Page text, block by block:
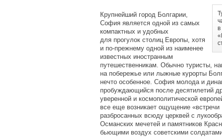
в
Крупнейший город Болгарии,
София является одной из самых
компактных и удобных
для прогулок столиц Европы, хотя
и по-прежнему одной из наименее
известных иностранным
путешественникам. Обычно туристы,
на побережье или лыжные курорты
нечто особенное. София молода и
пробуждающийся после десятилетий
уверенной и космополитической
все еще возникает ощущение «
разбросанных всюду церквей с
Османских мечетей и памятников
бьющими воздух советскими